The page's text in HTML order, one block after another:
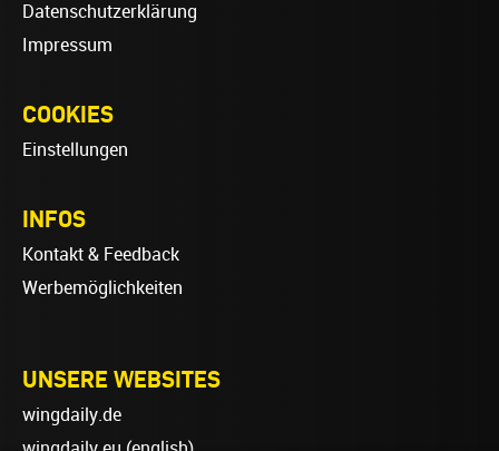
Datenschutzerklärung
Impressum
COOKIES
Einstellungen
INFOS
Kontakt & Feedback
Werbemöglichkeiten
UNSERE WEBSITES
wingdaily.de